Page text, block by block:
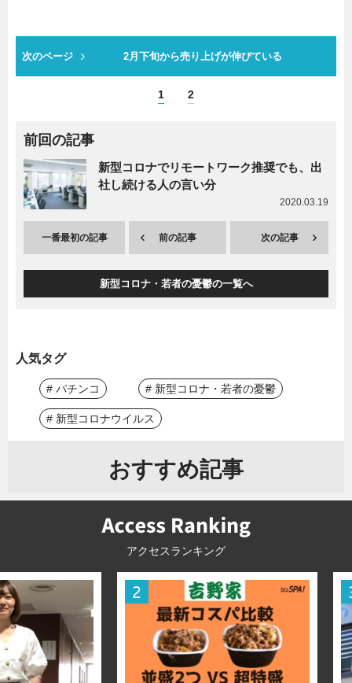
次のページ 2月下旬から売り上げが伸びている
1 2
前回の記事
新型コロナでリモートワーク推奨でも、出
社し続ける人の言い分
2020.03.19
一番最初の記事 前の記事 次の記事
新型コロナ・若者の憂鬱の一覧へ
人気タグ
# パチンコ # 新型コロナ・若者の憂鬱
# 新型コロナウイルス
おすすめ記事
アクセスランキング